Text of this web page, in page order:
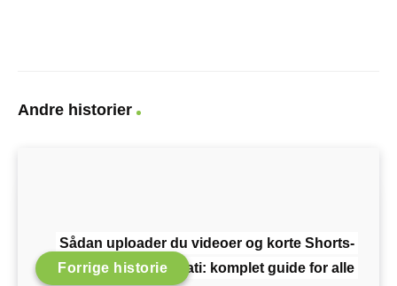
Andre historier
Sådan uploader du videoer og korte Shorts-
videoer til Npati: komplet guide for alle
Forrige historie